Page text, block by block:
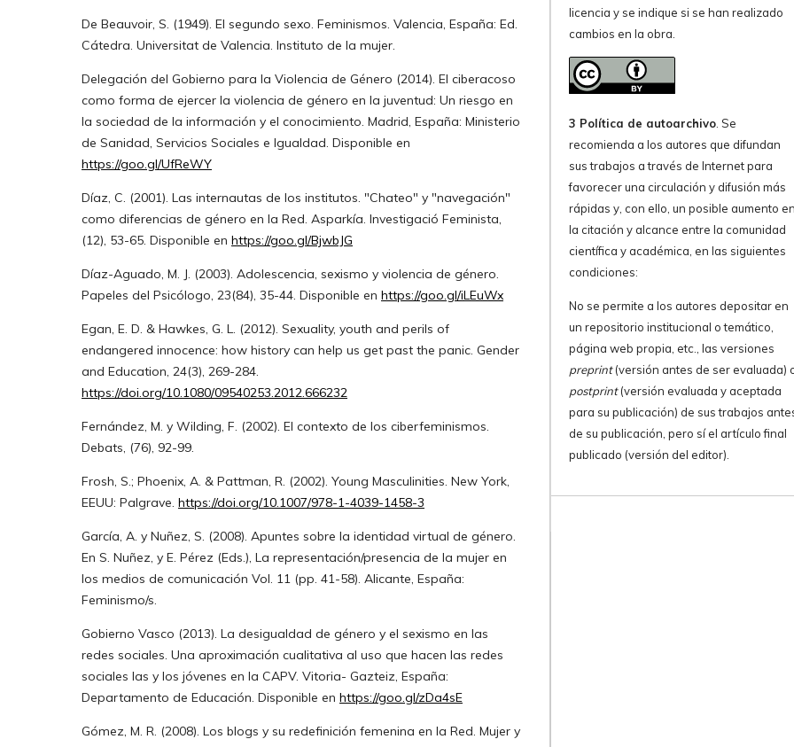
De Beauvoir, S. (1949). El segundo sexo. Feminismos. Valencia, España: Ed.
Cátedra. Universitat de Valencia. Instituto de la mujer.
Delegación del Gobierno para la Violencia de Género (2014). El ciberacoso
como forma de ejercer la violencia de género en la juventud: Un riesgo en
la sociedad de la información y el conocimiento. Madrid, España: Ministerio
de Sanidad, Servicios Sociales e Igualdad. Disponible en
https://goo.gl/UfReWY
Díaz, C. (2001). Las internautas de los institutos. "Chateo" y "navegación"
como diferencias de género en la Red. Asparkía. Investigació Feminista,
(12), 53-65. Disponible en https://goo.gl/BjwbJG
Díaz-Aguado, M. J. (2003). Adolescencia, sexismo y violencia de género.
Papeles del Psicólogo, 23(84), 35-44. Disponible en https://goo.gl/iLEuWx
Egan, E. D. & Hawkes, G. L. (2012). Sexuality, youth and perils of
endangered innocence: how history can help us get past the panic. Gender
and Education, 24(3), 269-284.
https://doi.org/10.1080/09540253.2012.666232
Fernández, M. y Wilding, F. (2002). El contexto de los ciberfeminismos.
Debats, (76), 92-99.
Frosh, S.; Phoenix, A. & Pattman, R. (2002). Young Masculinities. New York,
EEUU: Palgrave. https://doi.org/10.1007/978-1-4039-1458-3
García, A. y Nuñez, S. (2008). Apuntes sobre la identidad virtual de género.
En S. Nuñez, y E. Pérez (Eds.), La representación/presencia de la mujer en
los medios de comunicación Vol. 11 (pp. 41-58). Alicante, España:
Feminismo/s.
Gobierno Vasco (2013). La desigualdad de género y el sexismo en las
redes sociales. Una aproximación cualitativa al uso que hacen las redes
sociales las y los jóvenes en la CAPV. Vitoria- Gazteiz, España:
Departamento de Educación. Disponible en https://goo.gl/zDa4sE
Gómez, M. R. (2008). Los blogs y su redefinición femenina en la Red. Mujer y
licencia y se indique si se han realizado
cambios en la obra.
3 Política de autoarchivo. Se
recomienda a los autores que difundan
sus trabajos a través de Internet para
favorecer una circulación y difusión más
rápidas y, con ello, un posible aumento en
la citación y alcance entre la comunidad
científica y académica, en las siguientes
condiciones:
No se permite a los autores depositar en
un repositorio institucional o temático,
página web propia, etc., las versiones
preprint(versión antes de ser evaluada)
postprint(versión evaluada y aceptada
para su publicación) de sus trabajos
de su publicación, pero sí el artículo final
publicado (versión del editor).